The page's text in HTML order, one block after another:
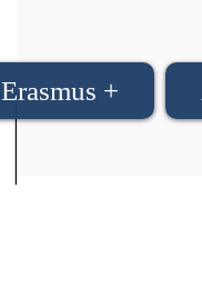
Erasmus +